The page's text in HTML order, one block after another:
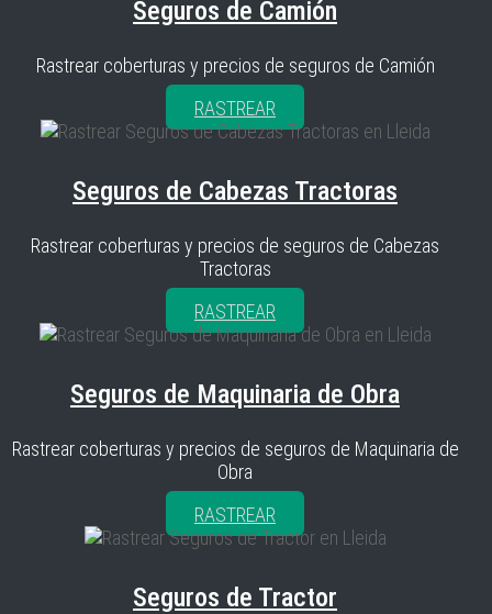
Seguros de Camión
Rastrear coberturas y precios de seguros de Camión
RASTREAR
Seguros de Cabezas Tractoras
Rastrear coberturas y precios de seguros de Cabezas
Tractoras
RASTREAR
Seguros de Maquinaria de Obra
Rastrear coberturas y precios de seguros de Maquinaria de
Obra
RASTREAR
Seguros de Tractor